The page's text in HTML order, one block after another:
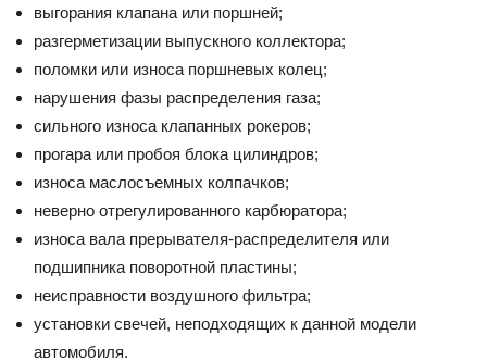
выгорания клапана или поршней;
разгерметизации выпускного коллектора;
поломки или износа поршневых колец;
нарушения фазы распределения газа;
сильного износа клапанных рокеров;
прогара или пробоя блока цилиндров;
износа маслосъемных колпачков;
неверно отрегулированного карбюратора;
износа вала прерывателя-распределителя или
подшипника поворотной пластины;
неисправности воздушного фильтра;
установки свечей, неподходящих к данной модели
автомобиля.